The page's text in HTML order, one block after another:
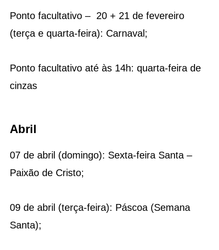
Ponto facultativo – 20 + 21 de fevereiro
(terça e quarta-feira): Carnaval;
Ponto facultativo até às 14h: quarta-feira de
cinzas
Abril
07 de abril (domingo): Sexta-feira Santa –
Paixão de Cristo;
09 de abril (terça-feira): Páscoa (Semana
Santa);